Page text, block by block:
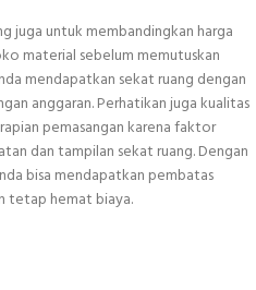
juga untuk membandingkan harga
material sebelum memutuskan
mendapatkan sekat ruang dengan
anggaran. Perhatikan juga kualitas
pemasangan karena faktor
dan tampilan sekat ruang. Dengan
bisa mendapatkan pembatas
tetap hemat biaya.